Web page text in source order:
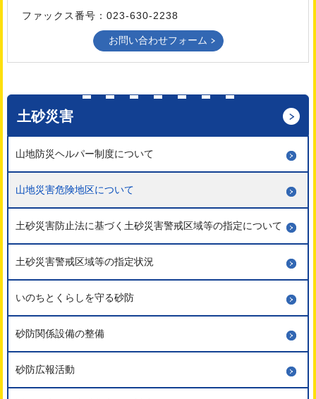
ファックス番号：023-630-2238
土砂災害
山地防災ヘルパー制度について
山地災害危険地区について
土砂災害防止法に基づく土砂災害警戒区域等の指定について
土砂災害警戒区域等の指定状況
いのちとくらしを守る砂防
砂防関係設備の整備
砂防広報活動